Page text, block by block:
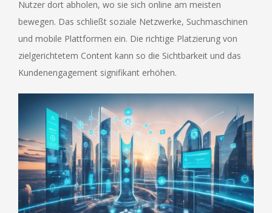
Nutzer dort abholen, wo sie sich online am meisten
bewegen. Das schließt soziale Netzwerke, Suchmaschinen
und mobile Plattformen ein. Die richtige Platzierung von
zielgerichtetem Content kann so die Sichtbarkeit und das
Kundenengagement signifikant erhöhen.